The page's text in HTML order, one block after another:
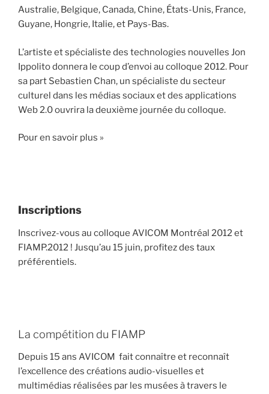
Australie, Belgique, Canada, Chine, États-Unis, France,
Guyane, Hongrie, Italie, et Pays-Bas.
L’artiste et spécialiste des technologies nouvelles Jon
Ippolito donnera le coup d’envoi au colloque 2012. Pour
sa part Sebastien Chan, un spécialiste du secteur
culturel dans les médias sociaux et des applications
Web 2.0 ouvrira la deuxième journée du colloque.
Pour en savoir plus »
Inscriptions
Inscrivez-vous au colloque AVICOM Montréal 2012 et
FIAMP.2012 ! Jusqu’au 15 juin, profitez des taux
préférentiels.
La compétition du FIAMP
Depuis 15 ans AVICOM fait connaître et reconnaît
l’excellence des créations audio-visuelles et
multimédias réalisées par les musées à travers le